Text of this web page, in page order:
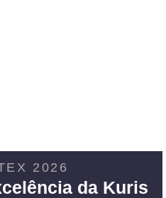
2026
da Kuris